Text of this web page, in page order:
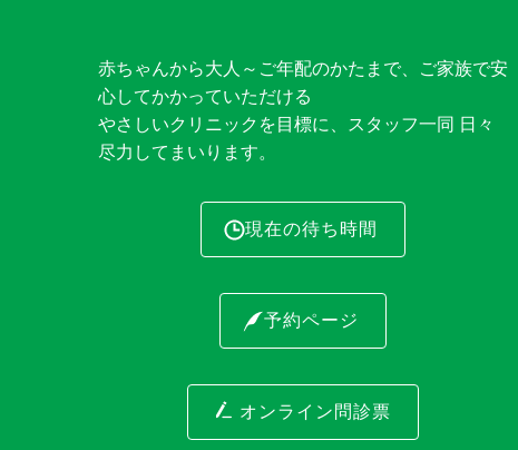
赤ちゃんから大人～ご年配のかたまで、ご家族で安
心してかかっていただける
やさしいクリニックを目標に、スタッフ一同 日々
尽力してまいります。
現在の待ち時間
予約ページ
オンライン問診票